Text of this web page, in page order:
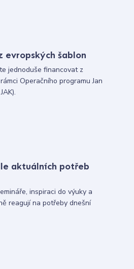
evropských šablon
jednoduše financovat z
Operačního programu Jan
aktuálních potřeb
inspiraci do výuky a
reagují na potřeby dnešní